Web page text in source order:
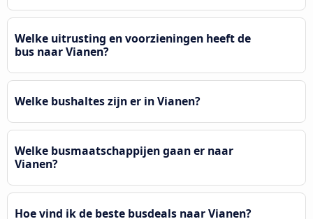
Welke uitrusting en voorzieningen heeft de
bus naar Vianen?
Welke bushaltes zijn er in Vianen?
Welke busmaatschappijen gaan er naar
Vianen?
Hoe vind ik de beste busdeals naar Vianen?